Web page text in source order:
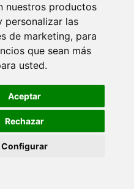
nuestros productos
personalizar las
de marketing, para
que sean más
usted.
Aceptar
Rechazar
Configurar
Para